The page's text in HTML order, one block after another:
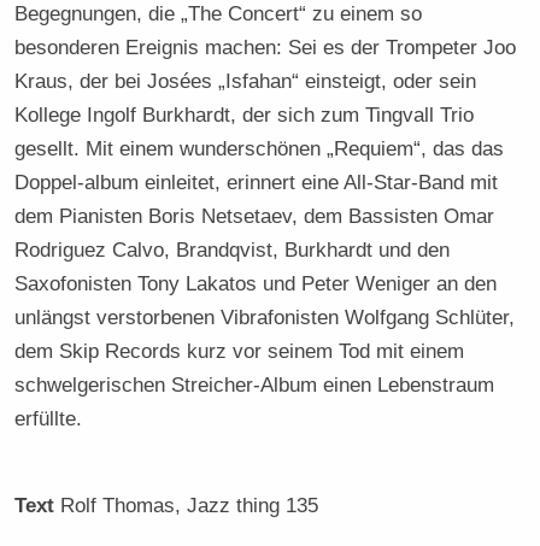
Begegnungen, die „The Concert“ zu einem so
besonderen Ereignis machen: Sei es der Trompeter Joo
Kraus, der bei Josées „Isfahan“ einsteigt, oder sein
Kollege Ingolf Burkhardt, der sich zum Tingvall Trio
gesellt. Mit einem wunderschönen „Requiem“, das das
Doppel-album einleitet, erinnert eine All-Star-Band mit
dem Pianisten Boris Netsetaev, dem Bassisten Omar
Rodriguez Calvo, Brandqvist, Burkhardt und den
Saxofonisten Tony Lakatos und Peter Weniger an den
unlängst verstorbenen Vibrafonisten Wolfgang Schlüter,
dem Skip Records kurz vor seinem Tod mit einem
schwelgerischen Streicher-Album einen Lebenstraum
erfüllte.
Text Rolf Thomas, Jazz thing 135